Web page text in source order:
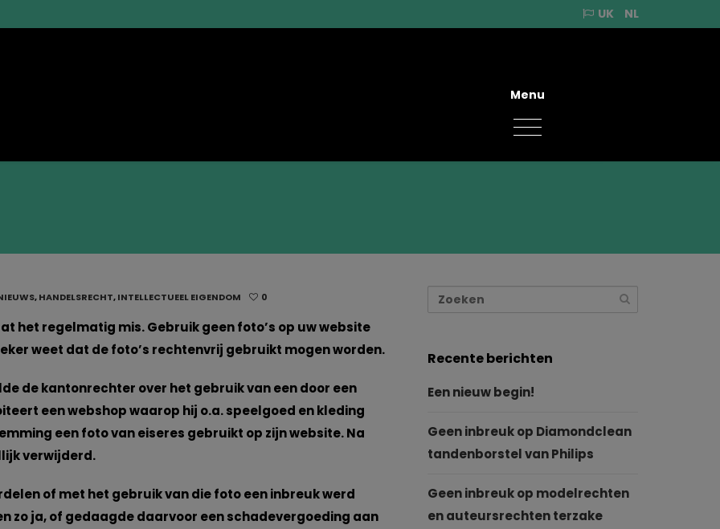
UK NL
,HANDELSRECHT,INTELLECTUEEL EIGENDOM 0
het regelmatig mis. Gebruik geen foto’s op uw website
weet dat de foto’s rechtenvrij gebruikt mogen worden.
de kantonrechter over het gebruik van een door een
een webshop waarop hij o.a. speelgoed en kleding
een foto van eiseres gebruikt op zijn website. Na
verwijderd.
of met het gebruik van die foto een inbreuk werd
zo ja, of gedaagde daarvoor een schadevergoeding aan
Recente berichten
Een nieuw begin!
Geen inbreuk op Diamondclean
tandenborstel van Philips
Geen inbreuk op modelrechten
en auteursrechten terzake
Menu